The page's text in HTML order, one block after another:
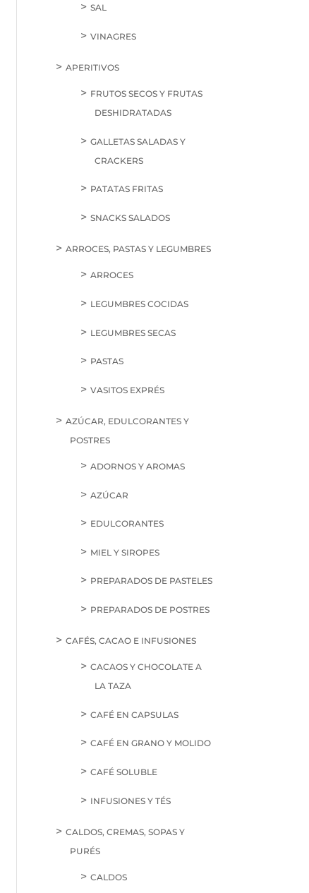
SAL
VINAGRES
APERITIVOS
FRUTOS SECOS Y FRUTAS
DESHIDRATADAS
GALLETAS SALADAS Y
CRACKERS
PATATAS FRITAS
SNACKS SALADOS
ARROCES, PASTAS Y LEGUMBRES
ARROCES
LEGUMBRES COCIDAS
LEGUMBRES SECAS
PASTAS
VASITOS EXPRÉS
AZÚCAR, EDULCORANTES Y
POSTRES
ADORNOS Y AROMAS
AZÚCAR
EDULCORANTES
MIEL Y SIROPES
PREPARADOS DE PASTELES
PREPARADOS DE POSTRES
CAFÉS, CACAO E INFUSIONES
CACAOS Y CHOCOLATE A
LA TAZA
CAFÉ EN CAPSULAS
CAFÉ EN GRANO Y MOLIDO
CAFÉ SOLUBLE
INFUSIONES Y TÉS
CALDOS, CREMAS, SOPAS Y
PURÉS
CALDOS